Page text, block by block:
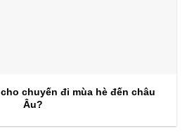
chuyến đi mùa hè đến châu
Âu?